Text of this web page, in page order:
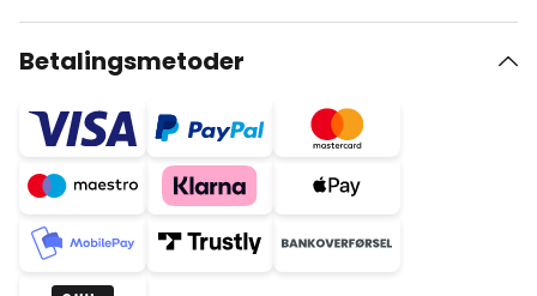
Betalingsmetoder